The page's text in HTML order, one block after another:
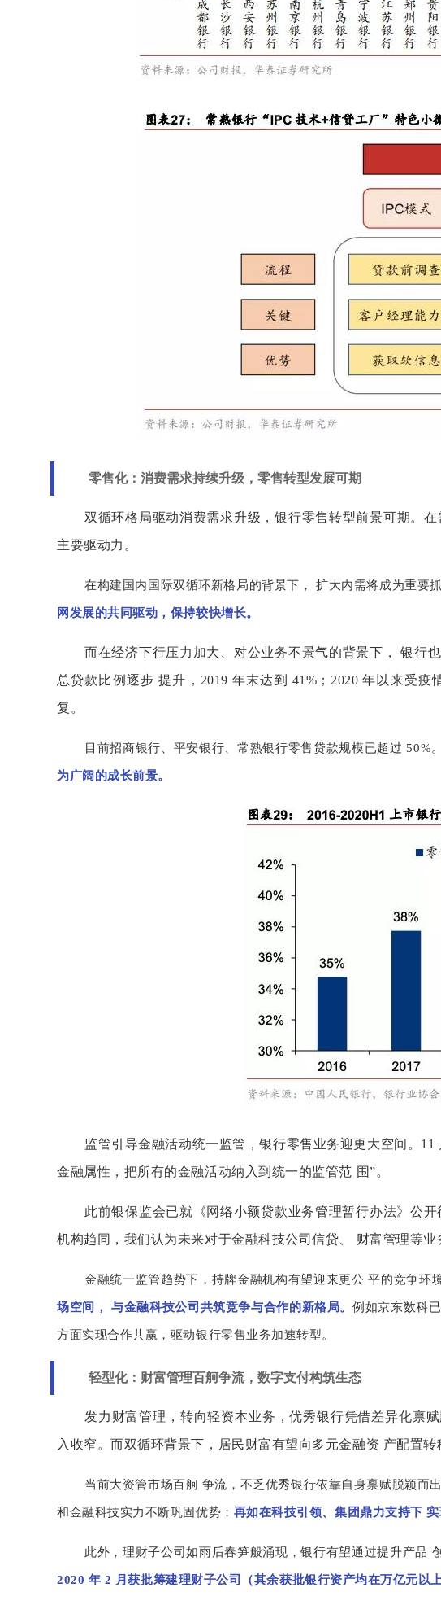
零售化：消费需求持续升级，零售转型发展可期
双循环格局驱动消费需求升级，银行零售转型前景可期。
主要驱动力。
在构建国内国际双循环新格局的背景下， 扩大内需将成为重要
网发展的共同驱动，保持较快增长。
而在经济下行压力加大、对公业务不景气的背景下， 银行
总贷款比例逐步 提升，2019 年末达到 41%；2020 年以来受
复。
目前招商银行、平安银行、常熟银行零售贷款规模已超过 50%。
为广阔的成长前景。
监管引导金融活动统一监管，银行零售业务迎更大空间。
金融属性，把所有的金融活动纳入到统一的监管范 围”。
此前银保监会已就《网络小额贷款业务管理暂行办法》公
机构趋同，我们认为未来对于金融科技公司信贷、 财富管理等业
金融统一监管趋势下，持牌金融机构有望迎来更公 平的竞争环
场空间， 与金融科技公司共筑竞争与合作的新格局。例如京东数科
方面实现合作共赢，驱动银行零售业务加速转型。
轻型化：财富管理百舸争流，数字支付构筑生态
发力财富管理，转向轻资本业务，优秀银行凭借差异化禀
入收窄。而双循环背景下，居民财富有望向多元金融资 产配置
当前大资管市场百舸 争流，不乏优秀银行依靠自身禀赋脱颖而
和金融科技实力不断巩固优势； 再如在科技引领、集团鼎力支持下 实
此外，理财子公司如雨后春笋般涌现，银行有望通过提升产品
2020 年 2 月获批筹建理财子公司（其余获批银行资产均在万亿元以